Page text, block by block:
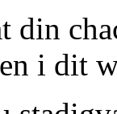
din
i dit